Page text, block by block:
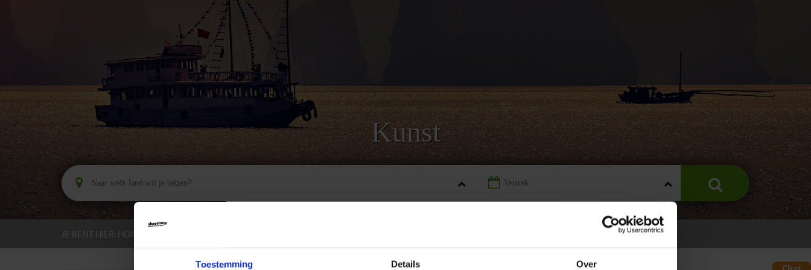
Toestemming Details Over
Chat
Kunst
JE BENT HIER: HOME